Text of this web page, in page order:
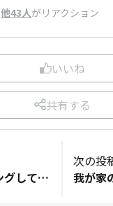
他43人がリアクション
いいね
共有する
朝ウォーキングしてきました。🌸🎵
次の投
我が家